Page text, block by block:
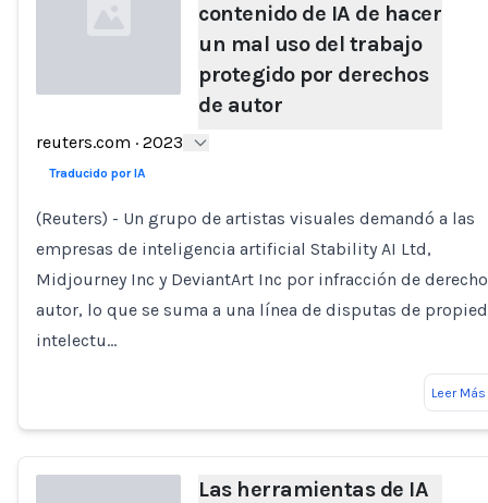
Loading...
contenido de IA de hacer
un mal uso del trabajo
protegido por derechos
de autor
reuters.com · 2023
Traducido por IA
(Reuters) - Un grupo de artistas visuales demandó a las
empresas de inteligencia artificial Stability AI Ltd,
Midjourney Inc y DeviantArt Inc por infracción de
autor, lo que se suma a una línea de disputas de
intelectu…
Leer Más
Las herramientas de IA